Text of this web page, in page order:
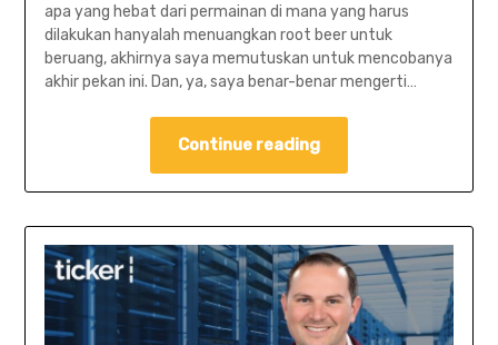
apa yang hebat dari permainan di mana yang harus
dilakukan hanyalah menuangkan root beer untuk
beruang, akhirnya saya memutuskan untuk mencobanya
akhir pekan ini. Dan, ya, saya benar-benar mengerti…
Continue reading